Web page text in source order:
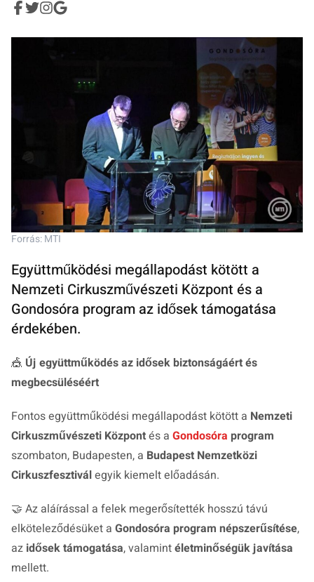
Forrás: MTI
Együttműködési megállapodást kötött a
Nemzeti Cirkuszművészeti Központ és a
Gondosóra program az idősek támogatása
érdekében.
🎪 Új együttműködés az idősek biztonságáért és
megbecsüléséért
Fontos együttműködési megállapodást kötött a Nemzeti
Cirkuszművészeti Központés a Gondosóra program
szombaton, Budapesten, a Budapest Nemzetközi
Cirkuszfesztiválegyik kiemelt előadásán.
🤝 Az aláírással a felek megerősítették hosszú távú
elköteleződésüket a Gondosóra program népszerűsítése,
az idősek támogatása, valamintéletminőségük javítása
mellett.